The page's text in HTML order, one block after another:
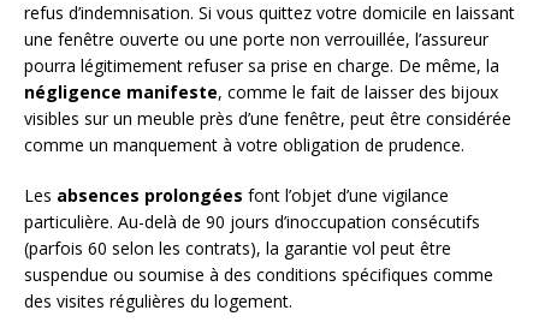
refus d’indemnisation. Si vous quittez votre domicile en laissant
une fenêtre ouverte ou une porte non verrouillée, l’assureur
pourra légitimement refuser sa prise en charge. De même, la
négligence manifeste, comme le fait de laisser des bijoux
visibles sur un meuble près d’une fenêtre, peut être considérée
comme un manquement à votre obligation de prudence.
Les absences prolongées font l’objet d’une vigilance
particulière. Au-delà de 90 jours d’inoccupation consécutifs
(parfois 60 selon les contrats), la garantie vol peut être
suspendue ou soumise à des conditions spécifiques comme
des visites régulières du logement.